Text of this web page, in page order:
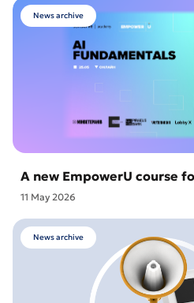
News archive
A new EmpowerU course
11 May 2026
News archive